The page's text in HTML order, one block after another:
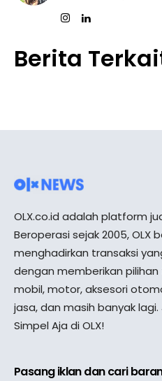
Berita
OLX.co.id adalah platform
Beroperasi sejak 2005, OLX
menghadirkan transaksi
dengan memberikan
mobil, motor, aksesori
jasa, dan masih banyak
Simpel Aja di OLX!
Pasang iklan dan cari